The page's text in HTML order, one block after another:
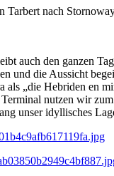
Tarbert nach
auch den ganzen
und die Aussicht
„die Hebriden en
nutzen wir
unser idyllisches